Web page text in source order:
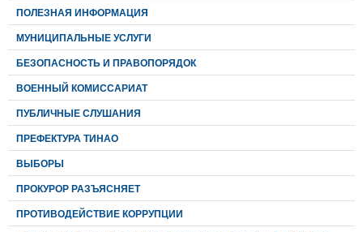
ПОЛЕЗНАЯ ИНФОРМАЦИЯ
МУНИЦИПАЛЬНЫЕ УСЛУГИ
БЕЗОПАСНОСТЬ И ПРАВОПОРЯДОК
ВОЕННЫЙ КОМИССАРИАТ
ПУБЛИЧНЫЕ СЛУШАНИЯ
ПРЕФЕКТУРА ТИНАО
ВЫБОРЫ
ПРОКУРОР РАЗЪЯСНЯЕТ
ПРОТИВОДЕЙСТВИЕ КОРРУПЦИИ